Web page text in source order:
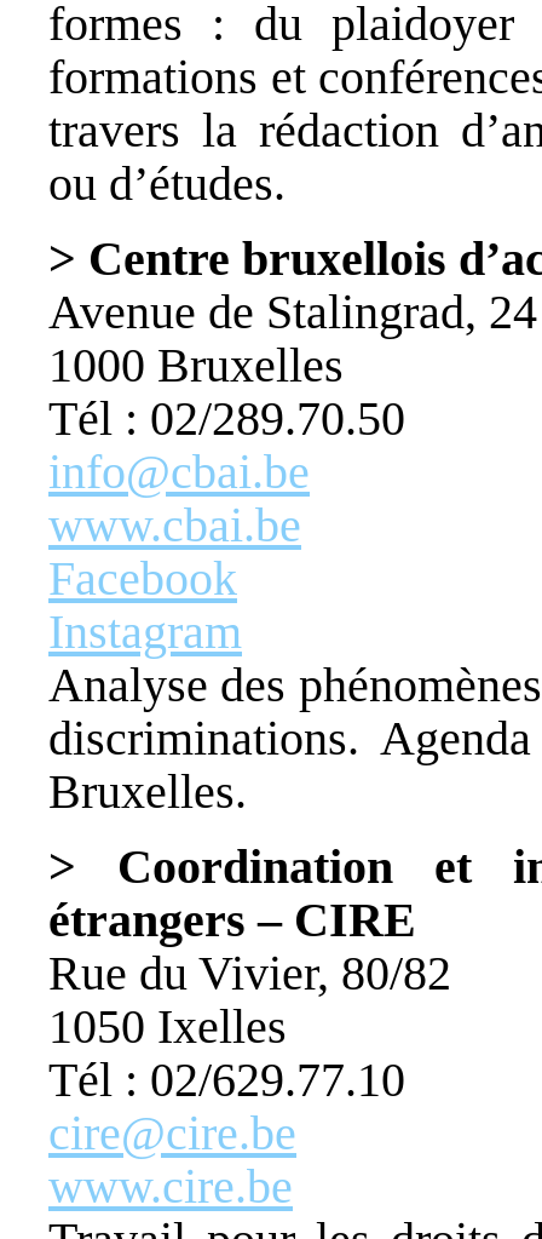
formes : du plaidoyer
formations et
travers la rédaction
ou d’études.
> Centre bruxellois
Avenue de Stalingrad, 24
1000 Bruxelles
Tél : 02/289.70.50
info@cbai.be
www.cbai.be
Facebook
Instagram
Analyse des
discriminations.
Bruxelles.
> Coordination et
étrangers – CIRE
Rue du Vivier, 80/82
1050 Ixelles
Tél : 02/629.77.10
cire@cire.be
www.cire.be